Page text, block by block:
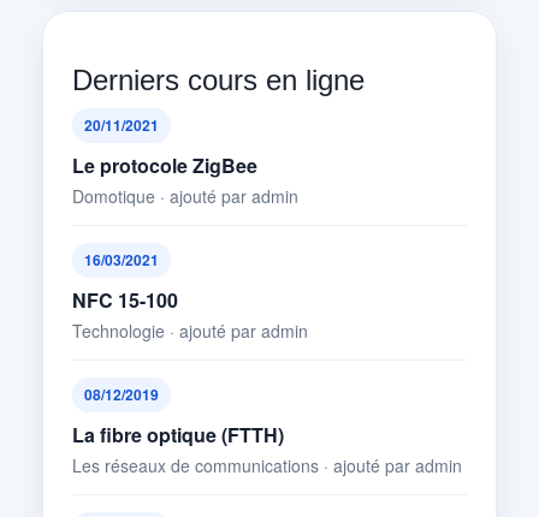
Derniers cours en ligne
20/11/2021
Le protocole ZigBee
Domotique · ajouté par admin
16/03/2021
NFC 15-100
Technologie · ajouté par admin
08/12/2019
La fibre optique (FTTH)
Les réseaux de communications · ajouté par admin